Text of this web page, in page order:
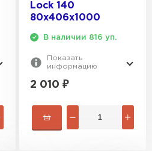
Lock 140
80х406х1000
В наличии 816 уп.
Показать
информацию
2 010 ₽